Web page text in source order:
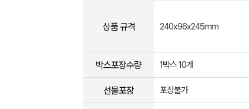
상품 규격 240x96x245mm
박스포장수량 1박스 10개
선물포장 포장불가